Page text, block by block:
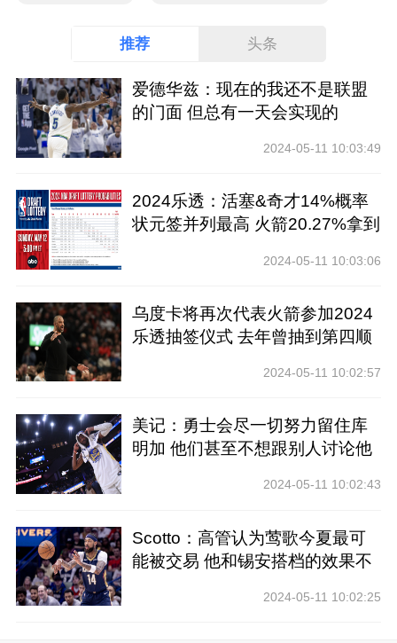
推荐 头条
爱德华兹：现在的我还不是联盟
的门面 但总有一天会实现的
2024-05-11 10:03:49
2024乐透：活塞&奇才14%概率
状元签并列最高 火箭20.27%拿到
2024-05-11 10:03:06
乌度卡将再次代表火箭参加2024
乐透抽签仪式 去年曾抽到第四顺
2024-05-11 10:02:57
美记：勇士会尽一切努力留住库
明加 他们甚至不想跟别人讨论他
2024-05-11 10:02:43
Scotto：高管认为莺歌今夏最可
能被交易 他和锡安搭档的效果不
2024-05-11 10:02:25